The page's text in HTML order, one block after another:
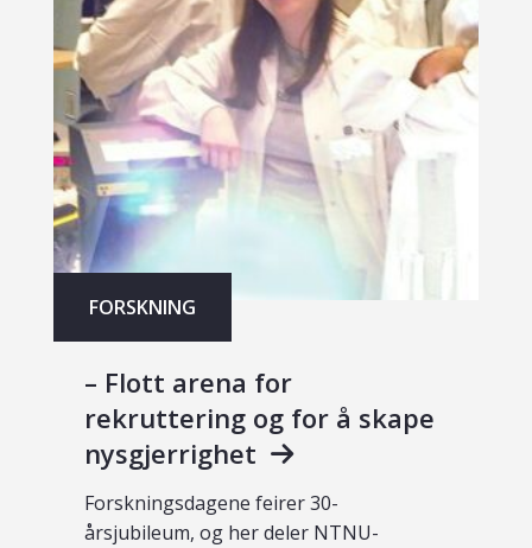
FORSKNING
– Flott arena for
rekruttering og for å skape
nysgjerrighet
Forskningsdagene feirer 30-
årsjubileum, og her deler NTNU-